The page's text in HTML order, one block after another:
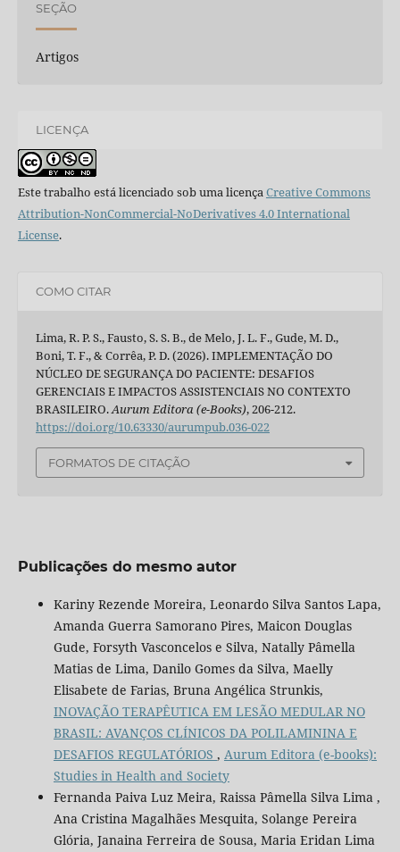
SEÇÃO
Artigos
LICENÇA
Este trabalho está licenciado sob uma licençaCreative Commons
Attribution-NonCommercial-NoDerivatives 4.0 International
License.
COMO CITAR
Lima, R. P. S., Fausto, S. S. B., de Melo, J. L. F., Gude, M. D.,
Boni, T. F., & Corrêa, P. D. (2026). IMPLEMENTAÇÃO DO
NÚCLEO DE SEGURANÇA DO PACIENTE: DESAFIOS
GERENCIAIS E IMPACTOS ASSISTENCIAIS NO CONTEXTO
BRASILEIRO.Aurum Editora (e-Books), 206-212.
https://doi.org/10.63330/aurumpub.036-022
FORMATOS DE CITAÇÃO
Publicações do mesmo autor
Kariny Rezende Moreira, Leonardo Silva Santos Lapa,
Amanda Guerra Samorano Pires, Maicon Douglas
Gude, Forsyth Vasconcelos e Silva, Natally Pâmella
Matias de Lima, Danilo Gomes da Silva, Maelly
Elisabete de Farias, Bruna Angélica Strunkis,
INOVAÇÃO TERAPÊUTICA EM LESÃO MEDULAR NO
BRASIL: AVANÇOS CLÍNICOS DA POLILAMININA E
DESAFIOS REGULATÓRIOS , Aurum Editora (e-books):
Studies in Health and Society
Fernanda Paiva Luz Meira, Raissa Pâmella Silva Lima ,
Ana Cristina Magalhães Mesquita, Solange Pereira
Glória, Janaina Ferreira de Sousa, Maria Eridan Lima